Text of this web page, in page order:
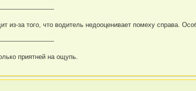
из-за того, что водитель недооценивает помеху справа.
приятней на ощупь.